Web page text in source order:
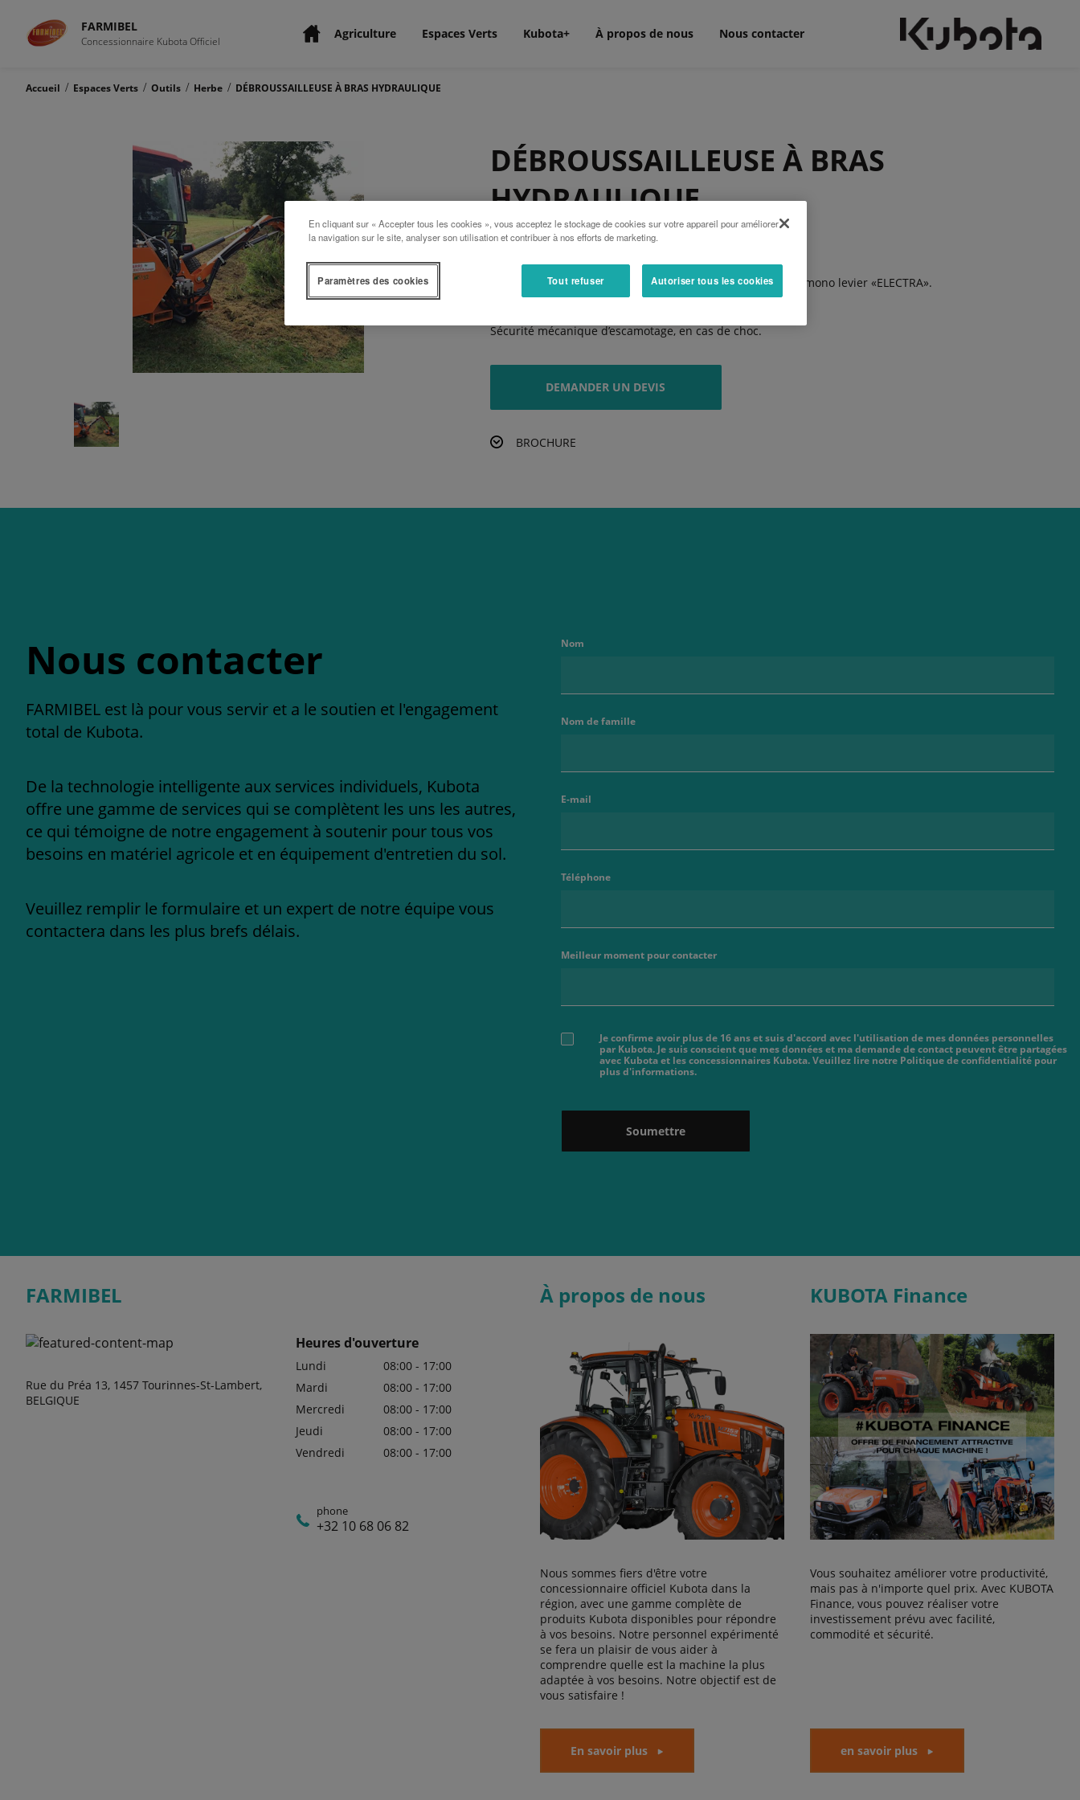
FARMIBEL
Concessionnaire Kubota Officiel Agriculture Espaces Verts Kubota+ À propos de nous Nous contacter
Accueil / Espaces Verts / Outils / Herbe / DÉBROUSSAILLEUSE À BRAS HYDRAULIQUE
DÉBROUSSAILLEUSE À BRAS
HYDRAULIQUE
– Pompe directement sur PDF (TA 26). Cardan pour TA 32.
Commandes par téléflexibles avec sécurité ou commande mono levier «ELECTRA».
Tête flottante, rotor à double sens de rotation.
Sécurité mécanique d’escamotage, en cas de choc.
DEMANDER UN DEVIS
BROCHURE
Nous contacter
FARMIBEL est là pour vous servir et a le soutien et l'engagement
total de Kubota.
De la technologie intelligente aux services individuels, Kubota
offre une gamme de services qui se complètent les uns les autres,
ce qui témoigne de notre engagement à soutenir pour tous vos
besoins en matériel agricole et en équipement d'entretien du sol.
Veuillez remplir le formulaire et un expert de notre équipe vous
contactera dans les plus brefs délais.
Nom
Nom de famille
E-mail
Téléphone
Meilleur moment pour contacter
Je confirme avoir plus de 16 ans et suis d'accord avec l'utilisation de mes données personnelles
par Kubota. Je suis conscient que mes données et ma demande de contact peuvent être partagées
avec Kubota et les concessionnaires Kubota. Veuillez lire notre Politique de confidentialité pour
plus d'informations.
Soumettre
FARMIBEL
Rue du Préa 13, 1457 Tourinnes-St-Lambert,
BELGIQUE
Heures d'ouverture
Lundi
08:00 - 17:00
Mardi
08:00 - 17:00
Mercredi
08:00 - 17:00
Jeudi
08:00 - 17:00
Vendredi
08:00 - 17:00
phone
+32 10 68 06 82
À propos de nous
Nous sommes fiers d'être votre
concessionnaire officiel Kubota dans la
région, avec une gamme complète de
produits Kubota disponibles pour répondre
à vos besoins. Notre personnel expérimenté
se fera un plaisir de vous aider à
comprendre quelle est la machine la plus
adaptée à vos besoins. Notre objectif est de
vous satisfaire !
En savoir plus
KUBOTA Finance
Vous souhaitez améliorer votre productivité,
mais pas à n'importe quel prix. Avec KUBOTA
Finance, vous pouvez réaliser votre
investissement prévu avec facilité,
commodité et sécurité.
en savoir plus
En cliquant sur « Accepter tous les cookies », vous acceptez le stockage de cookies sur votre appareil pour améliorer
la navigation sur le site, analyser son utilisation et contribuer à nos efforts de marketing.
Tout refuser Autoriser tous les cookies
Paramètres des cookies